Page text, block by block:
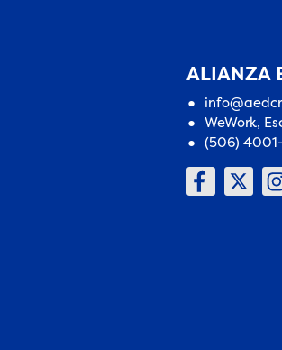
ALIANZA
WeWork,
(506)